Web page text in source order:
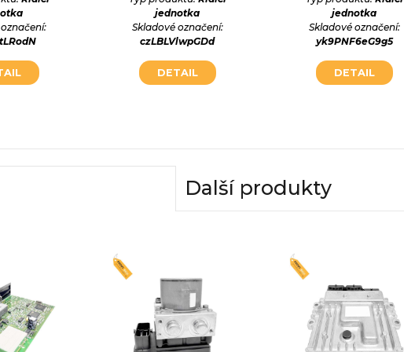
jednotka
Skladové označení:
czLBLVlwpGDd
DETAIL
jednotka
Skladové označení:
yk9PNF6eG9g5
DETAIL
Další produkty